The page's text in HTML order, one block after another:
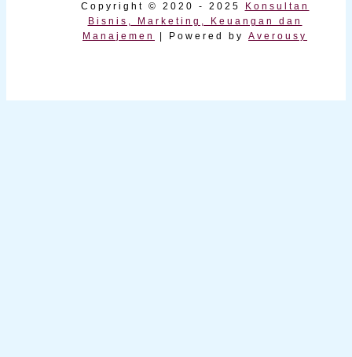
Copyright © 2020 - 2025
Konsultan
Bisnis, Marketing, Keuangan dan
Manajemen
| Powered by Averousy